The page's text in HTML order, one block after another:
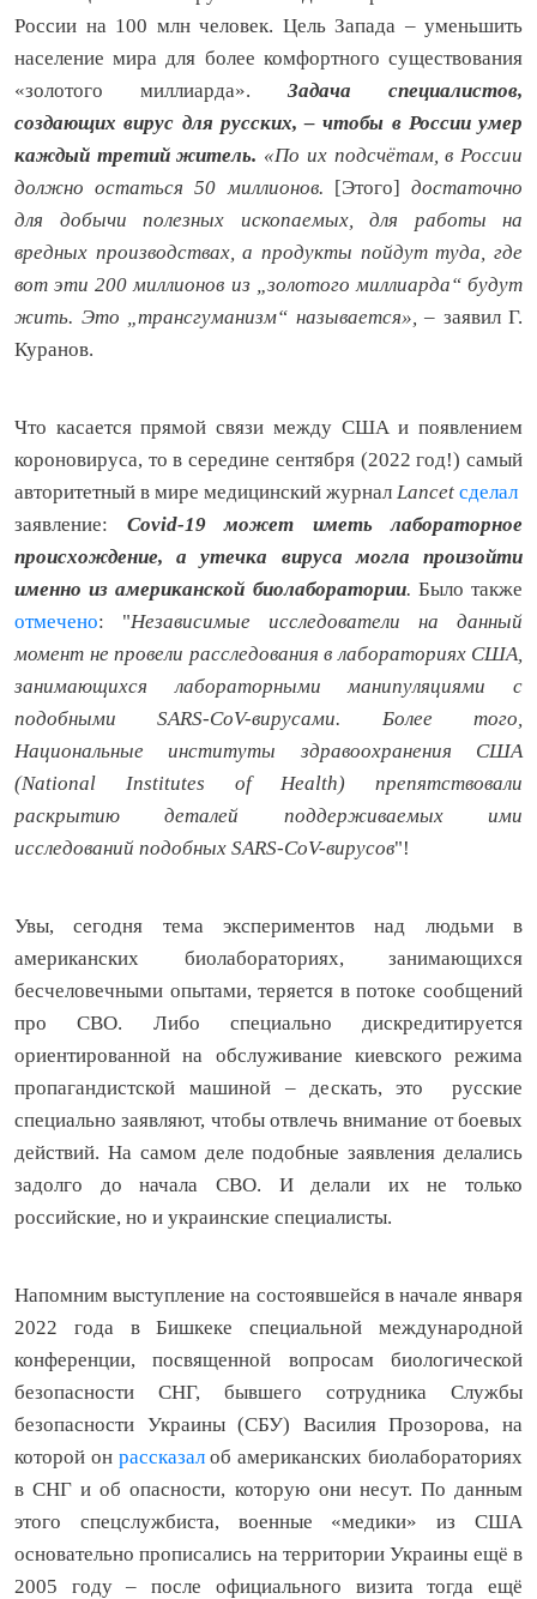
России на 100 млн человек. Цель Запада – уменьшить
население мира для более комфортного существования
«золотого миллиарда». Задача специалистов,
создающихвирус для русских, – чтобы в России умер
каждый третий житель. «По их подсчётам, в России
должно остаться 50 миллионов. [Этого] достаточно
для добычи полезных ископаемых, для работы на
вредных производствах, а продукты пойдут туда, где
вот эти 200 миллионов из „золотого миллиарда“ будут
жить. Это „трансгуманизм“ называется», – заявил Г.
Куранов.
Что касается прямой связи между США и появлением
короновируса, то в середине сентября (2022 год!) самый
авторитетный в мире медицинский журнал Lancet сделал
заявление: Covid-19 может иметь лабораторное
происхождение,а утечка вируса могла произойти
именно из американской биолаборатории. Было также
отмечено: "Независимые исследователи на данный
момент не провели расследования в лабораториях США,
занимающихся лабораторными манипуляциями с
подобными SARS-CoV-вирусами. Более того,
Национальные институты здравоохранения США
(National Institutes of Health) препятствовали
раскрытию деталей поддерживаемых ими
исследований подобных SARS-CoV-вирусов"!
Увы, сегодня тема экспериментов над людьми в
американских биолабораториях, занимающихся
бесчеловечными опытами, теряется в потоке сообщений
про СВО. Либо специально дискредитируется
ориентированной на обслуживание киевского режима
пропагандистской машиной – дескать, это русские
специально заявляют, чтобы отвлечь внимание от боевых
действий. На самом деле подобные заявления делались
задолго до начала СВО. И делали их не только
российские, но и украинские специалисты.
Напомним выступление на состоявшейся в начале января
2022 года в Бишкеке специальной международной
конференции, посвященной вопросам биологической
безопасности СНГ, бывшего сотрудника Службы
безопасности Украины (СБУ) Василия Прозорова, на
которой он рассказалоб американских биолабораториях
в СНГ и об опасности, которую они несут. По данным
этого спецслужбиста, военные «медики» из США
основательно прописались на территории Украины ещё в
2005 году – после официального визита тогда ещё